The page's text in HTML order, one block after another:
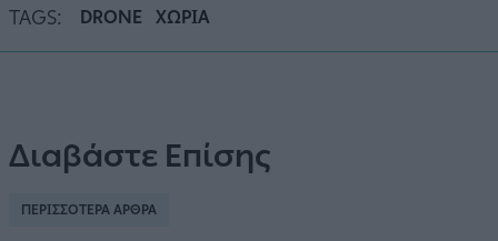
TAGS: DRONE ΧΩΡΙΑ
Διαβάστε Επίσης
ΠΕΡΙΣΣΟΤΕΡΑ ΑΡΘΡΑ